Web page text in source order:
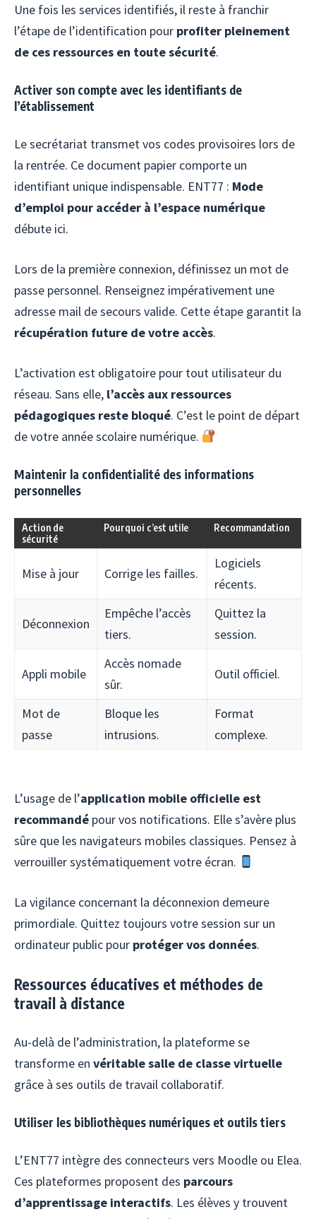
Une fois les services identifiés, il reste à franchir
l’étape de l’identification pour profiter pleinement
de ces ressources en toute sécurité.
Activer son compte avec les identifiants de
l’établissement
Le secrétariat transmet vos codes provisoires lors de
la rentrée. Ce document papier comporte un
identifiant unique indispensable. ENT77 : Mode
d’emploi pour accéder à l’espace numérique
débute ici.
Lors de la première connexion, définissez un mot de
passe personnel. Renseignez impérativement une
adresse mail de secours valide. Cette étape garantit la
récupération future de votre accès.
L’activation est obligatoire pour tout utilisateur du
réseau. Sans elle, l’accès aux ressources
pédagogiques reste bloqué. C’est le point de départ
de votre année scolaire numérique.
Maintenir la confidentialité des informations
personnelles
Action de
sécurité
Pourquoi c’est utile Recommandation
Mise à jour Corrige les failles.
Logiciels
récents.
Déconnexion
Empêche l’accès
tiers.
Quittez la
session.
Appli mobile
Accès nomade
sûr.
Outil officiel.
Mot de
passe
Bloque les
intrusions.
Format
complexe.
L’usage de l’application mobile officielle est
recommandé pour vos notifications. Elle s’avère plus
sûre que les navigateurs mobiles classiques. Pensez à
verrouiller systématiquement votre écran.
La vigilance concernant la déconnexion demeure
primordiale. Quittez toujours votre session sur un
ordinateur public pour protéger vos données.
Ressources éducatives et méthodes de
travail à distance
Au-delà de l’administration, la plateforme se
transforme en véritable salle de classe virtuelle
grâce à ses outils de travail collaboratif.
Utiliser les bibliothèques numériques et outils tiers
L’ENT77 intègre des connecteurs vers Moodle ou Elea.
Ces plateformes proposent des parcours
d’apprentissage interactifs. Les élèves y trouvent